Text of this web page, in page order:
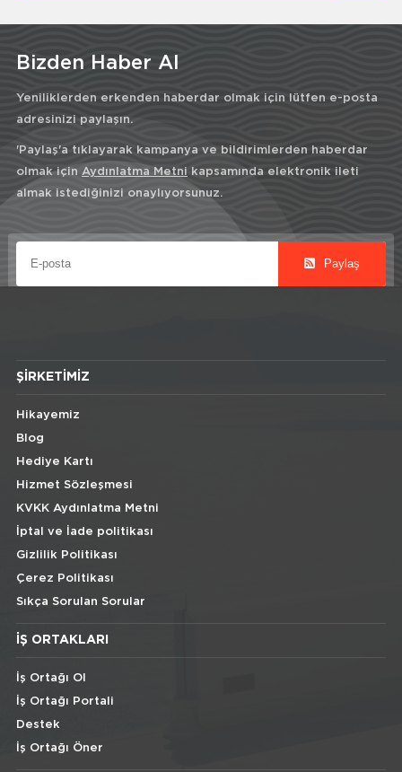
Bizden Haber Al
Yeniliklerden erkenden haberdar olmak için lütfen e-posta
adresinizi paylaşın.
'Paylaş'a tıklayarak kampanya ve bildirimlerden haberdar
olmak için Aydınlatma Metni kapsamında elektronik ileti
almak istediğinizi onaylıyorsunuz.
Paylaş
ŞIRKETIMIZ
Hikayemiz
Blog
Hediye Kartı
Hizmet Sözleşmesi
KVKK Aydınlatma Metni
İptal ve İade politikası
Gizlilik Politikası
Çerez Politikası
Sıkça Sorulan Sorular
İŞ ORTAKLARI
İş Ortağı Ol
İş Ortağı Portali
Destek
İş Ortağı Öner